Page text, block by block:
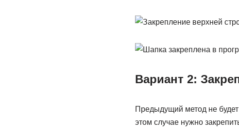
Вариант 2:
Предыдущий метод не будет
этом случае нужно